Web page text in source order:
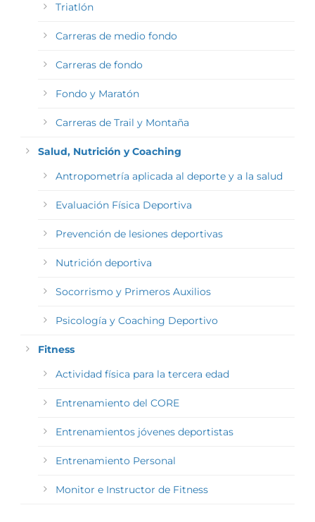
Triatlón
Carreras de medio fondo
Carreras de fondo
Fondo y Maratón
Carreras de Trail y Montaña
Salud, Nutrición y Coaching
Antropometría aplicada al deporte y a la salud
Evaluación Física Deportiva
Prevención de lesiones deportivas
Nutrición deportiva
Socorrismo y Primeros Auxilios
Psicología y Coaching Deportivo
Fitness
Actividad física para la tercera edad
Entrenamiento del CORE
Entrenamientos jóvenes deportistas
Entrenamiento Personal
Monitor e Instructor de Fitness